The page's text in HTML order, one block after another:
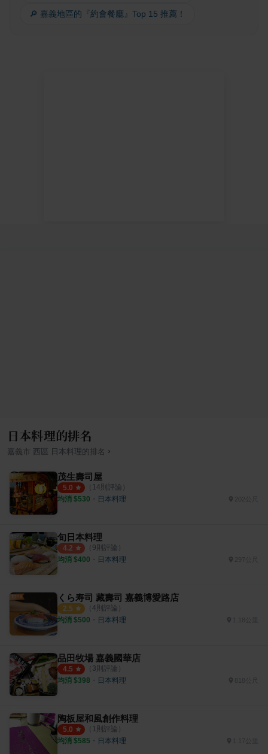
🔎 嘉義地區的『約會餐廳』Top 15 推薦！
日本料理的排名
嘉義市 西區 日本料理 的排名 ›
茂生壽司屋
5.0 （ 14則評論）
均消 $530 ・ 日本料理 202公尺
旬日本料理
4.2 （ 9則評論）
均消 $400 ・ 日本料理 297公尺
くら寿司 藏壽司 嘉義博愛路店
2.5 （ 4則評論）
均消 $500 ・ 日本料理 1.18公里
品田牧場 嘉義國華店
4.5 （ 3則評論）
均消 $398 ・ 日本料理
陶板屋和風創作料理
5.0 （ 1則評論）
均消 $585 ・ 日本料理 1.17公里